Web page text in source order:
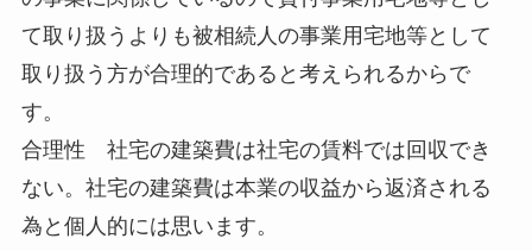
て取り扱うよりも被相続人の事業用宅地等として
取り扱う方が合理的であると考えられるからで
す。
合理性 社宅の建築費は社宅の賃料では回収でき
ない。社宅の建築費は本業の収益から返済される
為と個人的には思います。